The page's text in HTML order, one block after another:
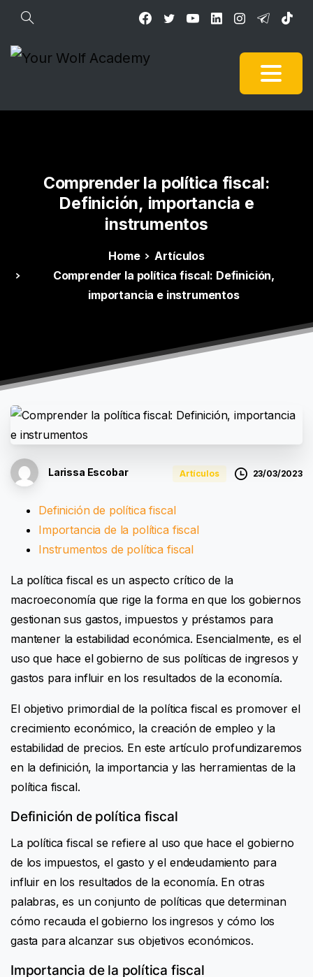
Comprender la política fiscal:
Definición, importancia e
instrumentos
Home
Artículos
Comprender la política fiscal: Definición,
importancia e instrumentos
Larissa Escobar Artículos 23/03/2023
Definición de política fiscal
Importancia de la política fiscal
Instrumentos de política fiscal
La política fiscal es un aspecto crítico de la
macroeconomía que rige la forma en que los gobiernos
gestionan sus gastos, impuestos y préstamos para
mantener la estabilidad económica. Esencialmente, es el
uso que hace el gobierno de sus políticas de ingresos y
gastos para influir en los resultados de la economía.
El objetivo primordial de la política fiscal es promover el
crecimiento económico, la creación de empleo y la
estabilidad de precios. En este artículo profundizaremos
en la definición, la importancia y las herramientas de la
política fiscal.
Definición de política fiscal
La política fiscal se refiere al uso que hace el gobierno
de los impuestos, el gasto y el endeudamiento para
influir en los resultados de la economía. En otras
palabras, es un conjunto de políticas que determinan
cómo recauda el gobierno los ingresos y cómo los
gasta para alcanzar sus objetivos económicos.
Importancia de la política fiscal